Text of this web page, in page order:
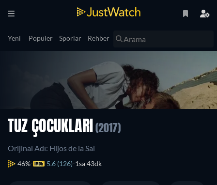
Yeni Popüler Sporlar Rehber
TUZ ÇOCUKLARI (2017)
Orijinal Adı: Hijos de la Sal
46% 5.6 (126) 1sa 43dk